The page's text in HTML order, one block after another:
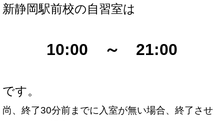
新静岡駅前校の自習室は
10:00 ～ 21:00
です。
尚、終了30分前までに入室が無い場合、終了させ